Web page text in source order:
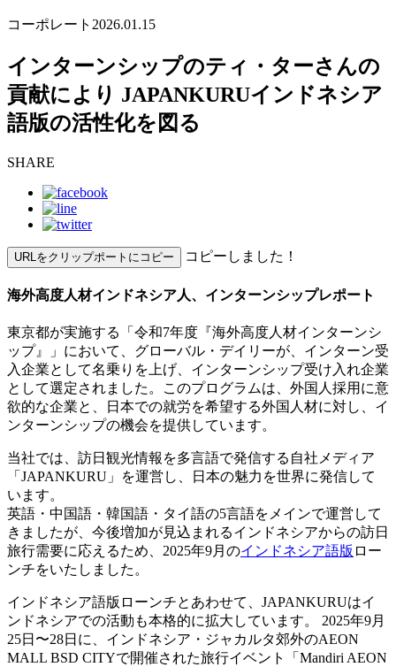
コーポレート 2026.01.15
インターンシップのティ・ターさんの
貢献により JAPANKURUインドネシア
語版の活性化を図る
SHARE
URLをクリップポートにコピー コピーしました！
海外高度人材インドネシア人、インターンシップレポート
東京都が実施する「令和7年度『海外高度人材インターンシ
ップ』」において、グローバル・デイリーが
インターン受
入企業として名乗りを上げ、 インターンシップ受け入れ企業
として選定されました。このプログラムは、外国人採用に意
欲的な企業と、日本での就労を希望する外国人材に対し、イ
ンターンシップの機会を提供しています。
当社では、訪日観光情報を多言語で発信する自社メディア
「JAPANKURU」を運営し、日本の魅力を世界に発信して
います。
英語・中国語・韓国語・タイ語の5言語をメインで運営して
きましたが、今後増加が見込まれるインドネシアからの訪日
旅行需要に応えるため、2025年9月のインドネシア語版 ロー
ンチをいたしました。
インドネシア語版ローンチとあわせて、JAPANKURUはイ
ンドネシアでの活動も本格的に拡大しています。 2025年9月
25日〜28日に、インドネシア・ジャカルタ郊外のAEON
MALL BSD CITYで開催された旅行イベント「Mandiri AEON